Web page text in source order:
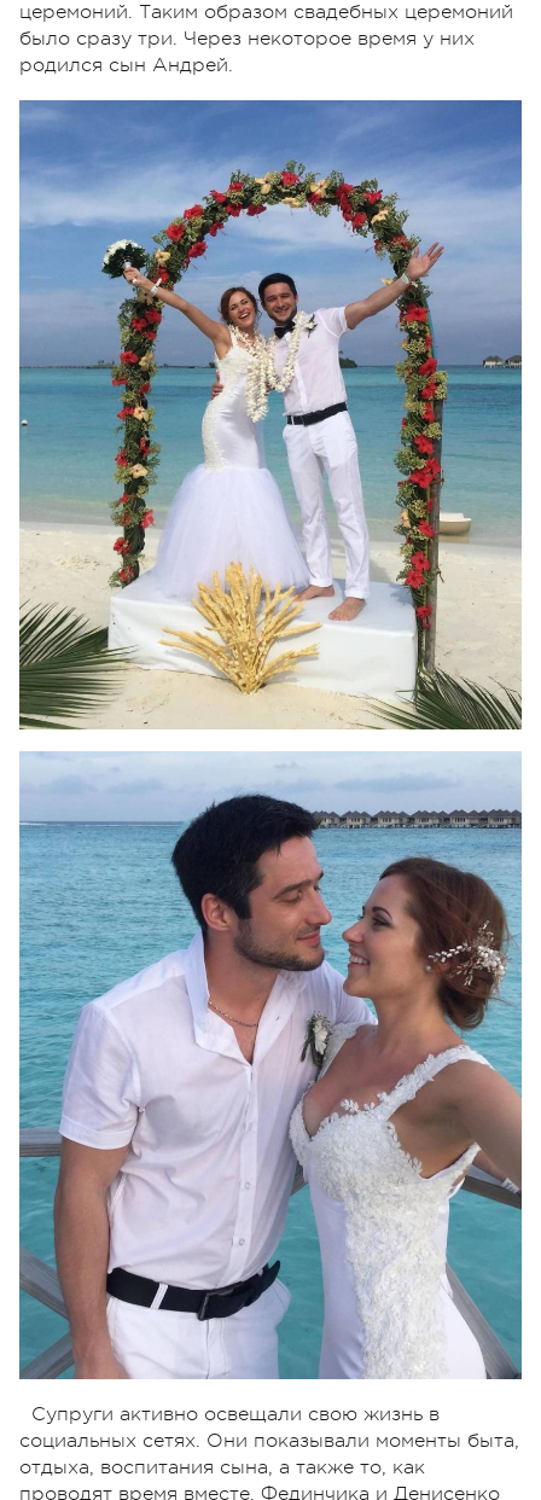
церемоний. Таким образом свадебных церемоний
было сразу три. Через некоторое время у них
родился сын Андрей.
Супруги активно освещали свою жизнь в
социальных сетях. Они показывали моменты быта,
отдыха, воспитания сына, а также то, как
проводят время вместе. Фединчика и Денисенко